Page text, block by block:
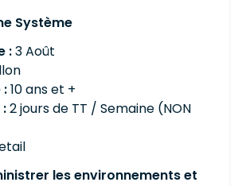
Système
:3 Août
:10 ans et +
2 jours de TT / Semaine (NON
les environnements et